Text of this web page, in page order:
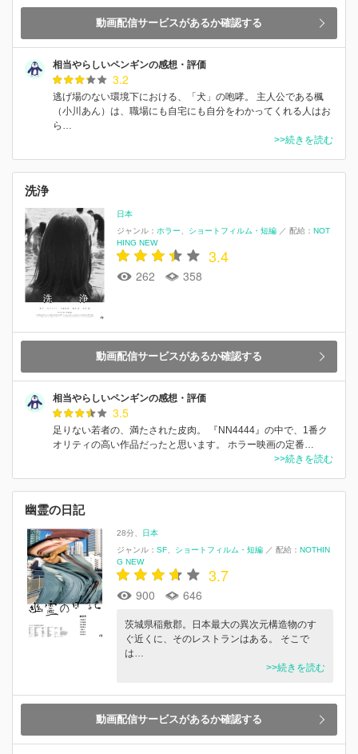
動画配信サービスがあるか確認する
相当やらしいペンギンの感想・評価
3.2
逃げ場のない環境下における、「犬」の咆哮。 主人公である楓
（小川あん）は、職場にも自宅にも自分をわかってくれる人はお
ら…
>>続きを読む
洗浄
日本
ジャンル： ホラー ショートフィルム・短編 ／ 配給： NOT
HING NEW
3.4
262 358
動画配信サービスがあるか確認する
相当やらしいペンギンの感想・評価
3.5
足りない若者の、満たされた皮肉。 『NN4444』の中で、1番ク
オリティの高い作品だったと思います。 ホラー映画の定番…
>>続きを読む
幽霊の日記
28分
日本
ジャンル： SF ショートフィルム・短編 ／ 配給： NOTHIN
G NEW
3.7
900 646
茨城県稲敷郡。日本最大の異次元構造物のす
ぐ近くに、そのレストランはある。 そこで
は…
>>続きを読む
動画配信サービスがあるか確認する